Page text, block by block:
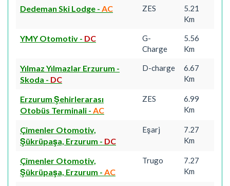
Dedeman Ski Lodge - AC ZES
5.21
Km
YMY Otomotiv - DC
G-
Charge
5.56
Km
Yılmaz Yılmazlar Erzurum -
Skoda - DC
D-charge
6.67
Km
Erzurum Şehirlerarası
Otobüs Terminali - AC
ZES
6.99
Km
Çimenler Otomotiv,
Şükrüpaşa, Erzurum - DC
Eşarj
7.27
Km
Çimenler Otomotiv,
Şükrüpaşa, Erzurum - AC
Trugo
7.27
Km